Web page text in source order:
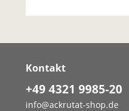
Kontakt
+49 4321 9985-20
info@ackrutat-shop.de